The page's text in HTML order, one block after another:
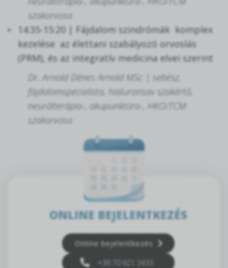
szakorvosa
14:35-15:20 | Fájdalom szindrómák komplex
kezelése az élettani szabályozó orvoslás
(PRM), és az integratív medicina elvei szerint
Dr. Arnold Dénes Arnold MSc | sebész,
fájdalomspecialista, hialuronsav szakértő,
neurálterápia-, akupunktúra-, HKO/TCM
szakorvosa
ONLINE BEJELENTKEZÉS
Online bejelentkezés
+36 70 621 2433